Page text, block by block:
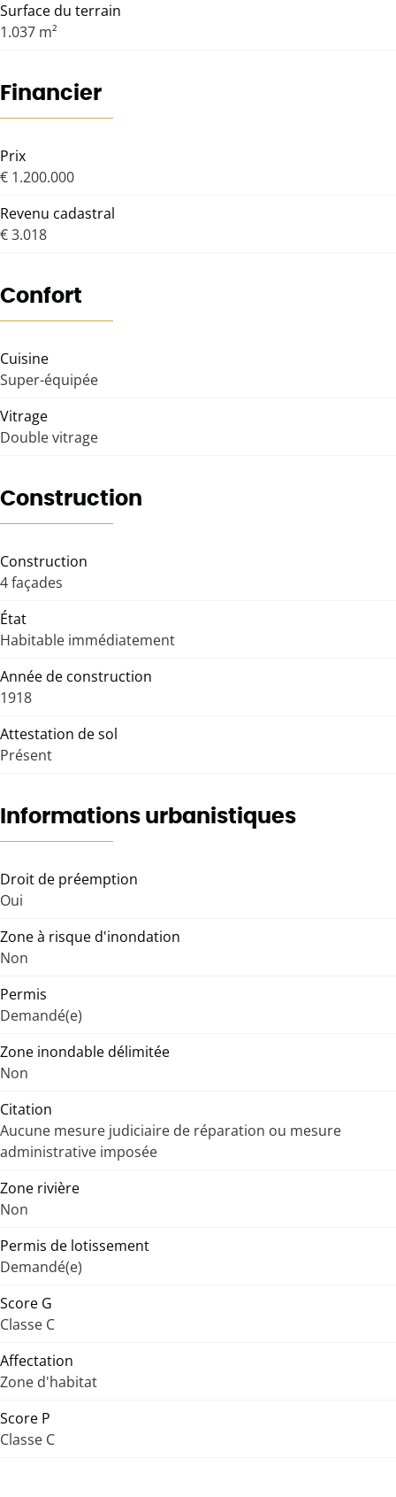
Surface du terrain
1.037 m²
Financier
Prix
€ 1.200.000
Revenu cadastral
€ 3.018
Confort
Cuisine
Super-équipée
Vitrage
Double vitrage
Construction
Construction
4 façades
État
Habitable immédiatement
Année de construction
1918
Attestation de sol
Présent
Informations urbanistiques
Droit de préemption
Oui
Zone à risque d'inondation
Non
Permis
Demandé(e)
Zone inondable délimitée
Non
Citation
Aucune mesure judiciaire de réparation ou mesure
administrative imposée
Zone rivière
Non
Permis de lotissement
Demandé(e)
Score G
Classe C
Affectation
Zone d'habitat
Score P
Classe C